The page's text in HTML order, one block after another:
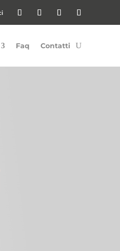
Faq Contatti